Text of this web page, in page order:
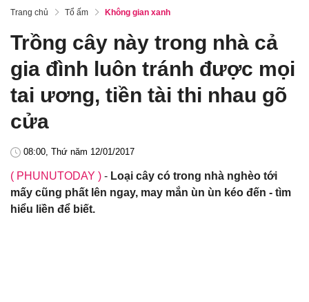
Trang chủ Tổ ấm Không gian xanh
Trồng cây này trong nhà cả
gia đình luôn tránh được mọi
tai ương, tiền tài thi nhau gõ
cửa
08:00, Thứ năm 12/01/2017
( PHUNUTODAY ) - Loại cây có trong nhà nghèo tới
mấy cũng phất lên ngay, may mắn ùn ùn kéo đến - tìm
hiểu liền để biết.